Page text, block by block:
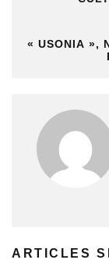
« USONIA »,
ARTICLES